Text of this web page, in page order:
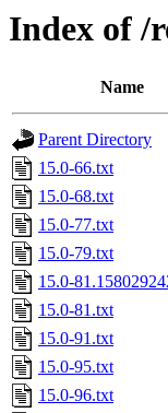
Index of /
Name
Parent Directory
15.0-66.txt
15.0-68.txt
15.0-77.txt
15.0-79.txt
15.0-
15.0-81.txt
15.0-91.txt
15.0-95.txt
15.0-96.txt